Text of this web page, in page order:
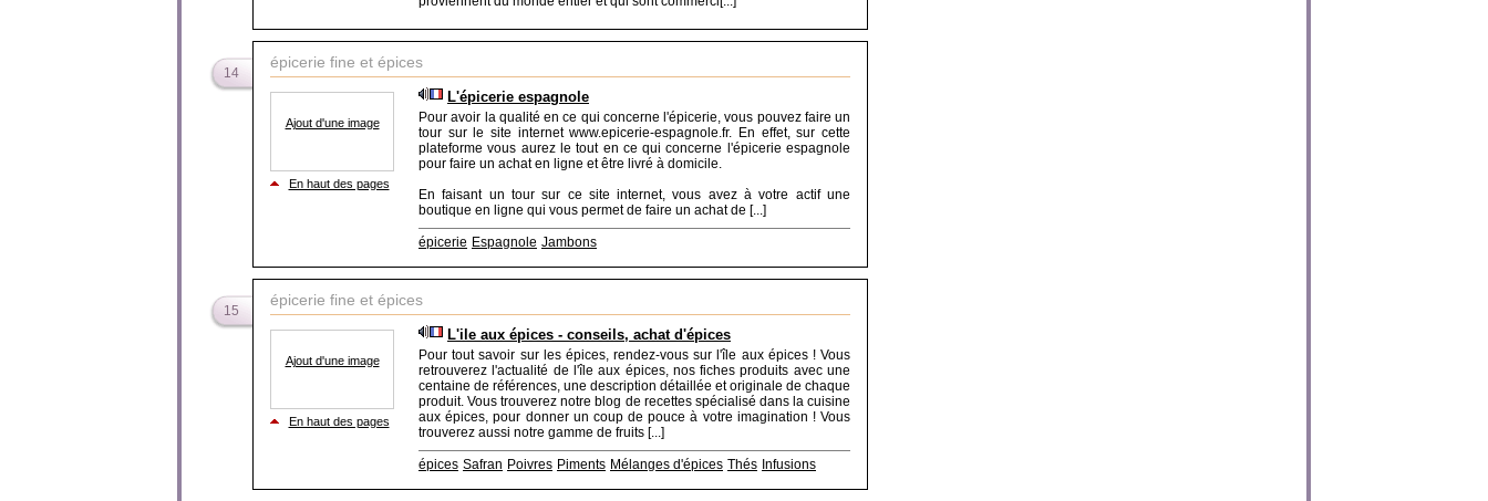
14
épicerie fine et épices
Ajout d'une image
En haut des pages
L'épicerie espagnole
Pour avoir la qualité en ce qui concerne l'épicerie, vous pouvez faire un
tour sur le site internet www.epicerie-espagnole.fr. En effet, sur cette
plateforme vous aurez le tout en ce qui concerne l'épicerie espagnole
pour faire un achat en ligne et être livré à domicile.
En faisant un tour sur ce site internet, vous avez à votre actif une
boutique en ligne qui vous permet de faire un achat de [...]
épicerie Espagnole Jambons
15
épicerie fine et épices
Ajout d'une image
En haut des pages
L'ile aux épices - conseils, achat d'épices
Pour tout savoir sur les épices, rendez-vous sur l'île aux épices ! Vous
retrouverez l'actualité de l'île aux épices, nos fiches produits avec une
centaine de références, une description détaillée et originale de chaque
produit. Vous trouverez notre blog de recettes spécialisé dans la cuisine
aux épices, pour donner un coup de pouce à votre imagination ! Vous
trouverez aussi notre gamme de fruits [...]
épices Safran Poivres Piments Mélanges d'épices Thés Infusions